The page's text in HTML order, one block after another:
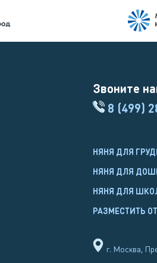
г. Москва,
Звоните
8 (499)
НЯНЯ ДЛЯ
НЯНЯ ДЛЯ
НЯНЯ ДЛЯ
РАЗМЕСТИТЬ